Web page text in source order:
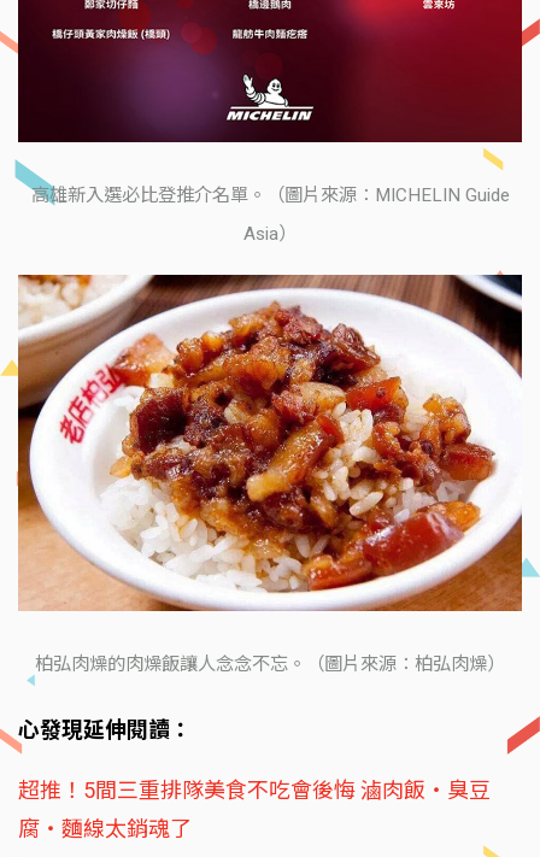
高雄新入選必比登推介名單。（圖片來源：MICHELIN Guide
Asia）
柏弘肉燥的肉燥飯讓人念念不忘。（圖片來源：柏弘肉燥）
心發現延伸閱讀：
超推！5間三重排隊美食不吃會後悔 滷肉飯‧臭豆
腐‧麵線太銷魂了